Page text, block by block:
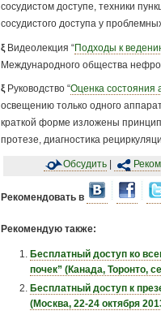
сосудистом доступе, техники
сосудистого доступа у
ξВидеолекция “Подходы к
Международного общества
ξ Руководство “Оценка состояния
освещению только одного
краткой форме изложены
протезе, диагностика
Обсудить|
Рекомендовать в
Рекомендую также:
Бесплатный доступ ко
почек” (Канада, Торонто,
Бесплатный доступ к
(Москва, 22-24 октября